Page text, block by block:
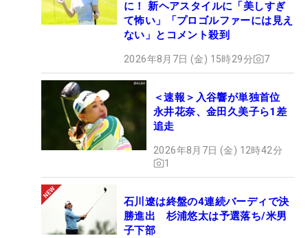
に！ 新ヘアスタイルに「美しすぎ
て怖い」「プロゴルファーには見え
ない」とコメント殺到
2026年8月7日 (金) 15時29分 7
＜速報＞入谷響が単独首位
永井花奈、金田久美子ら1差
追走
2026年8月7日 (金) 12時42分
1
石川遼は終盤の4連続バーディで決
勝進出 杉浦悠太は予選落ち/米男
子下部